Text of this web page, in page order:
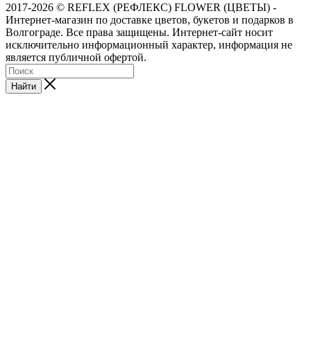
2017-2026 © REFLEX (РЕФЛЕКС) FLOWER (ЦВЕТЫ) -
Интернет-магазин по доставке цветов, букетов и подарков в
Волгограде. Все права защищены. Интернет-сайт носит
исключительно информационный характер, информация не
является публичной офертой.
Найти